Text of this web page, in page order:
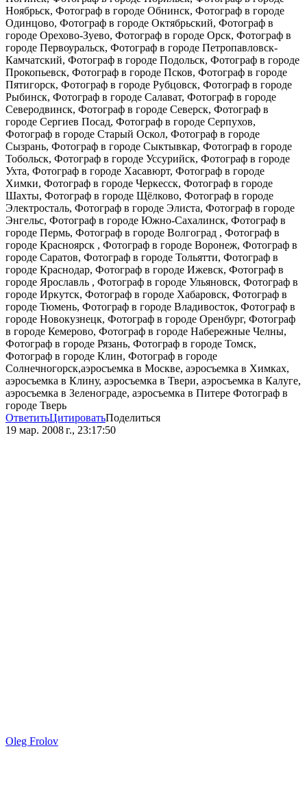
Ноябрьск, Фотограф в городе Обнинск, Фотограф в городе
Одинцово, Фотограф в городе Октябрьский, Фотограф в
городе Орехово-Зуево, Фотограф в городе Орск, Фотограф в
городе Первоуральск, Фотограф в городе Петропавловск-
Камчатский, Фотограф в городе Подольск, Фотограф в городе
Прокопьевск, Фотограф в городе Псков, Фотограф в городе
Пятигорск, Фотограф в городе Рубцовск, Фотограф в городе
Рыбинск, Фотограф в городе Салават, Фотограф в городе
Северодвинск, Фотограф в городе Северск, Фотограф в
городе Сергиев Посад, Фотограф в городе Серпухов,
Фотограф в городе Старый Оскол, Фотограф в городе
Сызрань, Фотограф в городе Сыктывкар, Фотограф в городе
Тобольск, Фотограф в городе Уссурийск, Фотограф в городе
Ухта, Фотограф в городе Хасавюрт, Фотограф в городе
Химки, Фотограф в городе Черкесск, Фотограф в городе
Шахты, Фотограф в городе Щёлково, Фотограф в городе
Электросталь, Фотограф в городе Элиста, Фотограф в городе
Энгельс, Фотограф в городе Южно-Сахалинск, Фотограф в
городе Пермь, Фотограф в городе Волгоград , Фотограф в
городе Красноярск , Фотограф в городе Воронеж, Фотограф в
городе Саратов, Фотограф в городе Тольятти, Фотограф в
городе Краснодар, Фотограф в городе Ижевск, Фотограф в
городе Ярославль , Фотограф в городе Ульяновск, Фотограф в
городе Иркутск, Фотограф в городе Хабаровск, Фотограф в
городе Тюмень, Фотограф в городе Владивосток, Фотограф в
городе Новокузнецк, Фотограф в городе Оренбург, Фотограф
в городе Кемерово, Фотограф в городе Набережные Челны,
Фотограф в городе Рязань, Фотограф в городе Томск,
Фотограф в городе Клин, Фотограф в городе
Солнечногорск,аэросъемка в Москве, аэросъемка в Химках,
аэросъемка в Клину, аэросъемка в Твери, аэросъемка в Калуге,
аэросъемка в Зеленограде, аэросъемка в Питере Фотограф в
городе Тверь
ОтветитьЦитироватьПоделиться
19 мар. 2008 г., 23:17:50
Oleg Frolov